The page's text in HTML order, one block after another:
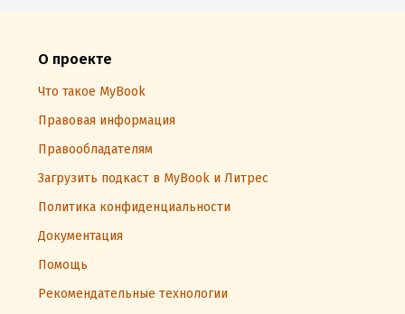
О проекте
Что такое MyBook
Правовая информация
Правообладателям
Загрузить подкаст в MyBook и Литрес
Политика конфиденциальности
Документация
Помощь
Рекомендательные технологии